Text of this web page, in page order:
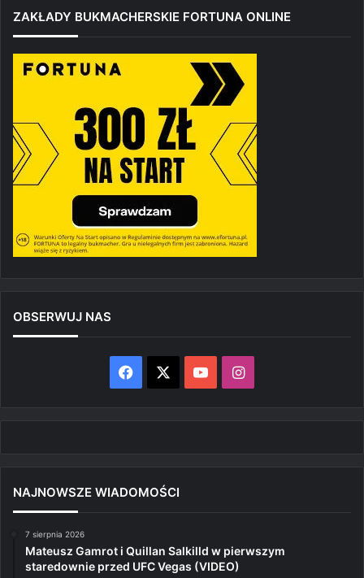
ZAKŁADY BUKMACHERSKIE FORTUNA ONLINE
OBSERWUJ NAS
Facebook YouTubeInstagram
NAJNOWSZE WIADOMOŚCI
7 sierpnia 2026
Mateusz Gamrot i Quillan Salkilld w pierwszym
staredownie przed UFC Vegas (VIDEO)